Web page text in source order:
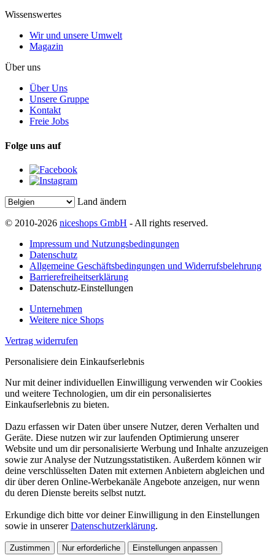
Wissenswertes
Wir und unsere Umwelt
Magazin
Über uns
Über Uns
Unsere Gruppe
Kontakt
Freie Jobs
Folge uns auf
Land ändern
© 2010-2026 niceshops GmbH - All rights reserved.
Impressum und Nutzungsbedingungen
Datenschutz
Allgemeine Geschäftsbedingungen und Widerrufsbelehrung
Barrierefreiheitserklärung
Datenschutz-Einstellungen
Unternehmen
Weitere nice Shops
Vertrag widerrufen
Personalisiere dein Einkaufserlebnis
Nur mit deiner individuellen Einwilligung verwenden wir Cookies
und weitere Technologien, um dir ein personalisiertes
Einkaufserlebnis zu bieten.
Dazu erfassen wir Daten über unsere Nutzer, deren Verhalten und
Geräte. Diese nutzen wir zur laufenden Optimierung unserer
Website und um dir personalisierte Werbung und Inhalte anzuzeigen
sowie zur Analyse der Nutzungsstatistiken. Außerdem können wir
deine verschlüsselten Daten mit externen Anbietern abgleichen und
dir über deren Online-Werbekanäle Angebote anzeigen, nur wenn
du deren Dienste bereits selbst nutzt.
Erkundige dich bitte vor deiner Einwilligung in den Einstellungen
sowie in unsererDatenschutzerklärung.
Zustimmen Nur erforderliche Einstellungen anpassen